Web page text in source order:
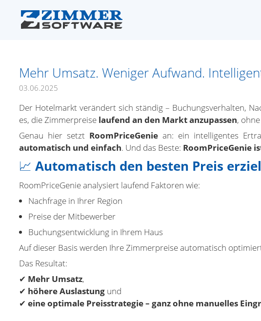
Mehr Umsatz. Weniger Aufwand.
03.06.2025
Der Hotelmarkt verändert sich ständig – Buchungsverhalten,
es, die Zimmerpreise laufend an den Markt anzupassen,
Genau hier setzt RoomPriceGenie an: ein intelligentes
automatisch und einfach. Und das Beste: RoomPriceGenie
📈 Automatisch den besten Preis
RoomPriceGenie analysiert laufend Faktoren wie:
Nachfrage in Ihrer Region
Preise der Mitbewerber
Buchungsentwicklung in Ihrem Haus
Auf dieser Basis werden Ihre Zimmerpreise automatisch
Das Resultat:
✔ Mehr Umsatz,
✔ höhere Auslastung und
✔ eine optimale Preisstrategie – ganz ohne manuelles